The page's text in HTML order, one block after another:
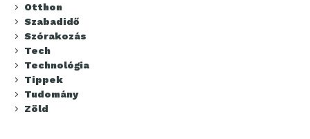
Otthon
Szabadidő
Szórakozás
Tech
Technológia
Tippek
Tudomány
Zöld